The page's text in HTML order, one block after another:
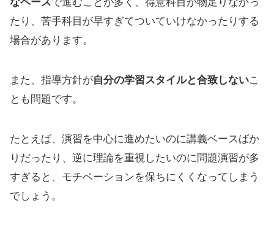
たり、苦手科目が早すぎてついていけなかったりする
場合があります。
また、指導方針が自分の学習スタイルと合致しないこ
とも問題です。
たとえば、演習を中心に進めたいのに講義ベースばか
りだったり、逆に理論を重視したいのに問題演習が多
すぎると、モチベーションを保ちにくくなってしまう
でしょう。